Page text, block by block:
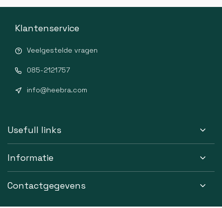
Klantenservice
Veelgestelde vragen
085-2121757
info@heebra.com
Usefull links
Informatie
Contactgegevens